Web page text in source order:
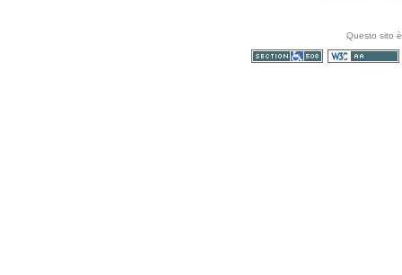
Questo sito